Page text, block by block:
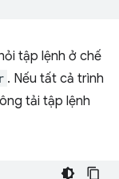
tập lệnh ở chế
. Nếu tất cả trình
tải tập lệnh